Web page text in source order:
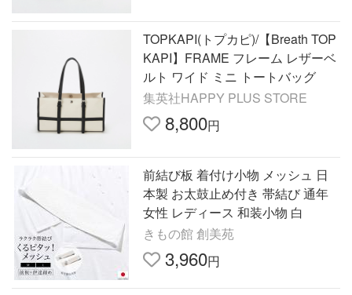
TOPKAPI(トプカピ)/【Breath TOP
KAPI】FRAME フレーム レザーベ
ルト ワイド ミニ トートバッグ
集英社HAPPY PLUS STORE
8,800円
前結び板 着付け小物 メッシュ 日
本製 お太鼓止め付き 帯結び 通年
女性 レディース 和装小物 白
きもの館 創美苑
3,960円